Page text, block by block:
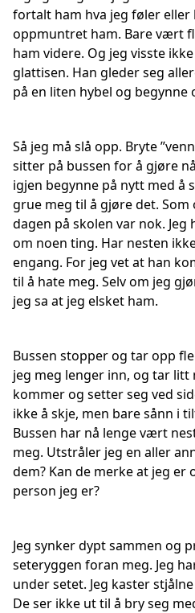
fortalt ham hva jeg føler eller
oppmuntret ham. Bare vært
ham videre. Og jeg visste
glattisen. Han gleder seg
på en liten hybel og begynne
Så jeg må slå opp. Bryte
sitter på bussen for å gjøre
igjen begynne på nytt med å
grue meg til å gjøre det.
dagen på skolen var nok.
om noen ting. Har nesten
engang. For jeg vet at han
til å hate meg. Selv om jeg
jeg sa at jeg elsket ham.
Bussen stopper og tar opp
jeg meg lenger inn, og tar
kommer og setter seg ved
ikke å skje, men bare sånn i
Bussen har nå lenge vært
meg. Utstråler jeg en aller
dem? Kan de merke at jeg
person jeg er?
Jeg synker dypt sammen og
seteryggen foran meg. Jeg
under setet. Jeg kaster
De ser ikke ut til å bry seg